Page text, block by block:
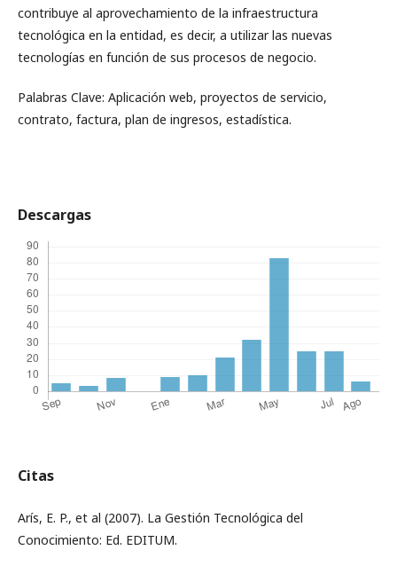
contribuye al aprovechamiento de la infraestructura
tecnológica en la entidad, es decir, a utilizar las nuevas
tecnologías en función de sus procesos de negocio.
Palabras Clave: Aplicación web, proyectos de servicio,
contrato, factura, plan de ingresos, estadística.
Descargas
Citas
Arís, E. P., et al (2007). La Gestión Tecnológica del
Conocimiento: Ed. EDITUM.